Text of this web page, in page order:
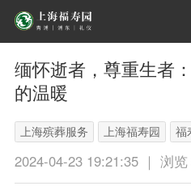
缅怀逝者，尊重生者
的温暖
上海殡葬服务 上海福寿园 福
2024-04-23 19:21:35 ｜ 浏